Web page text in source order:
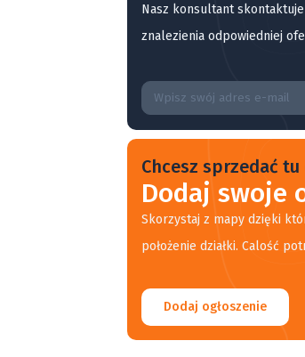
Nasz konsultant
znalezienia odpowiedniej
Chcesz sprzedać tu
Dodaj swoje
Skorzystaj z mapy dzięki
położenie działki. Calość
Dodaj ogłoszenie